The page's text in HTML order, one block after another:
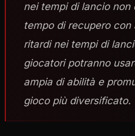
nei tempi di lancio non
tempo di recupero
ritardi nei tempi di
giocatori potranno
ampia di abilità e
gioco più diversificato.